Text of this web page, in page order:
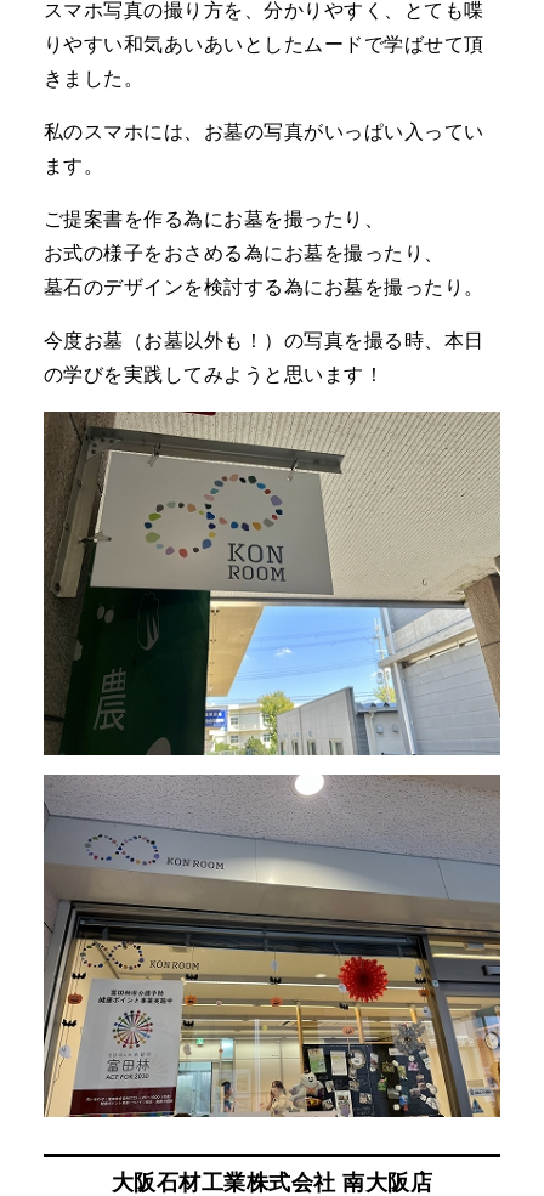
スマホ写真の撮り方を、分かりやすく、とても喋
りやすい和気あいあいとしたムードで学ばせて頂
きました。
私のスマホには、お墓の写真がいっぱい入ってい
ます。
ご提案書を作る為にお墓を撮ったり、
お式の様子をおさめる為にお墓を撮ったり、
墓石のデザインを検討する為にお墓を撮ったり。
今度お墓（お墓以外も！）の写真を撮る時、本日
の学びを実践してみようと思います！
大阪石材工業株式会社 南大阪店